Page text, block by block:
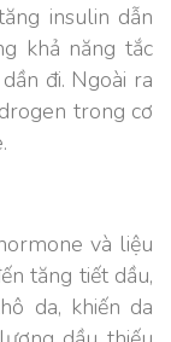
insulin dẫn
khả năng tắc
đi. Ngoài ra
trong cơ
và liệu
tăng tiết dầu,
da, khiến da